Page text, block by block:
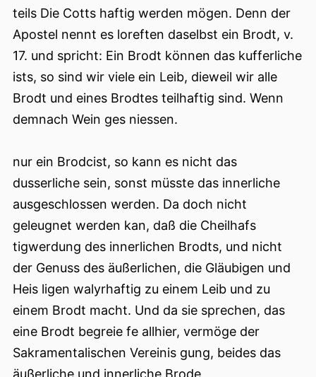
teils Die Cotts haftig werden mögen. Denn der
Apostel nennt es loreften daselbst ein Brodt, v.
17. und spricht: Ein Brodt können das kufferliche
ists, so sind wir viele ein Leib, dieweil wir alle
Brodt und eines Brodtes teilhaftig sind. Wenn
demnach Wein ges niessen.
nur ein Brodcist, so kann es nicht das
dusserliche sein, sonst müsste das innerliche
ausgeschlossen werden. Da doch nicht
geleugnet werden kan, daß die Cheilhafs
tigwerdung des innerlichen Brodts, und nicht
der Genuss des äußerlichen, die Gläubigen und
Heis ligen walyrhaftig zu einem Leib und zu
einem Brodt macht. Und da sie sprechen, das
eine Brodt begreie fe allhier, vermöge der
Sakramentalischen Vereinis gung, beides das
äußerliche und innerliche Brode